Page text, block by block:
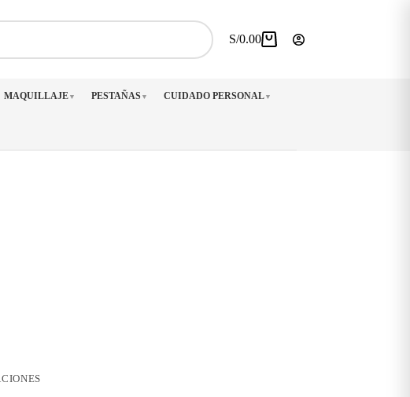
Carro
S/0.00
MAQUILLAJE ▼ PESTAÑAS ▼ CUIDADO PERSONAL ▼